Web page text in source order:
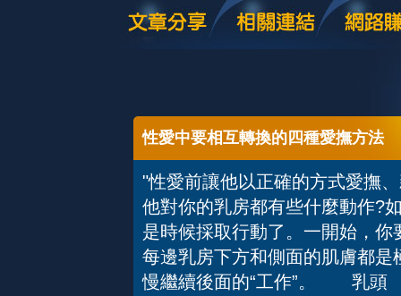
性愛中要相互轉換的四種愛撫方法
"性愛前讓他以正確的方式
他對你的乳房都有些什麼動作?
是時候採取行動了。一開始，
每邊乳房下方和側面的肌膚都
慢繼續後面的“工作”。 乳頭